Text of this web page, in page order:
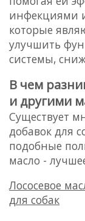
инфекциями
которые
улучшить
системы,
В чем
и другими
Существует
добавок для
подобные
масло -
Лососевое
для собак